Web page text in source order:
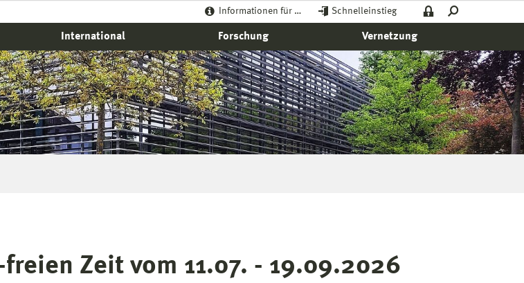
Informationen für … Schnelleinstieg
International Forschung Vernetzung
freien Zeit vom 11.07. - 19.09.2026